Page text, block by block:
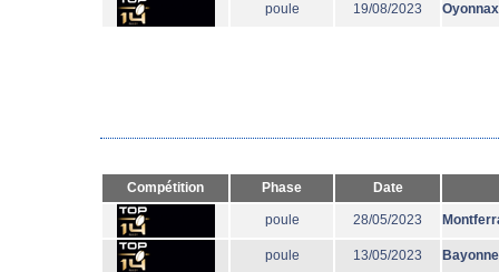
poule 19/08/2023 Oyonnax
Compétition Phase Date
poule 28/05/2023
poule 13/05/2023 Bayonne